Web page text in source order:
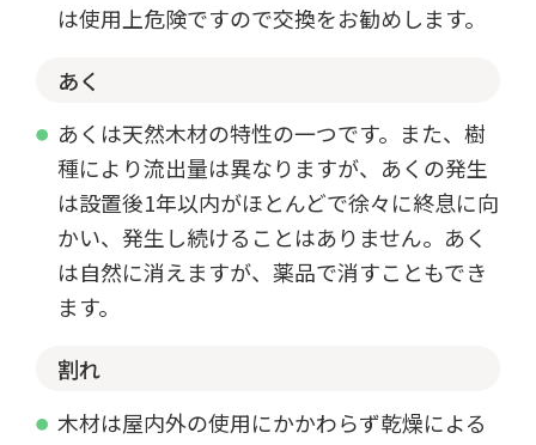
は使用上危険ですので交換をお勧めします。
あく
あくは天然木材の特性の一つです。また、樹
種により流出量は異なりますが、あくの発生
は設置後1年以内がほとんどで徐々に終息に向
かい、発生し続けることはありません。あく
は自然に消えますが、薬品で消すこともでき
ます。
割れ
木材は屋内外の使用にかかわらず乾燥による